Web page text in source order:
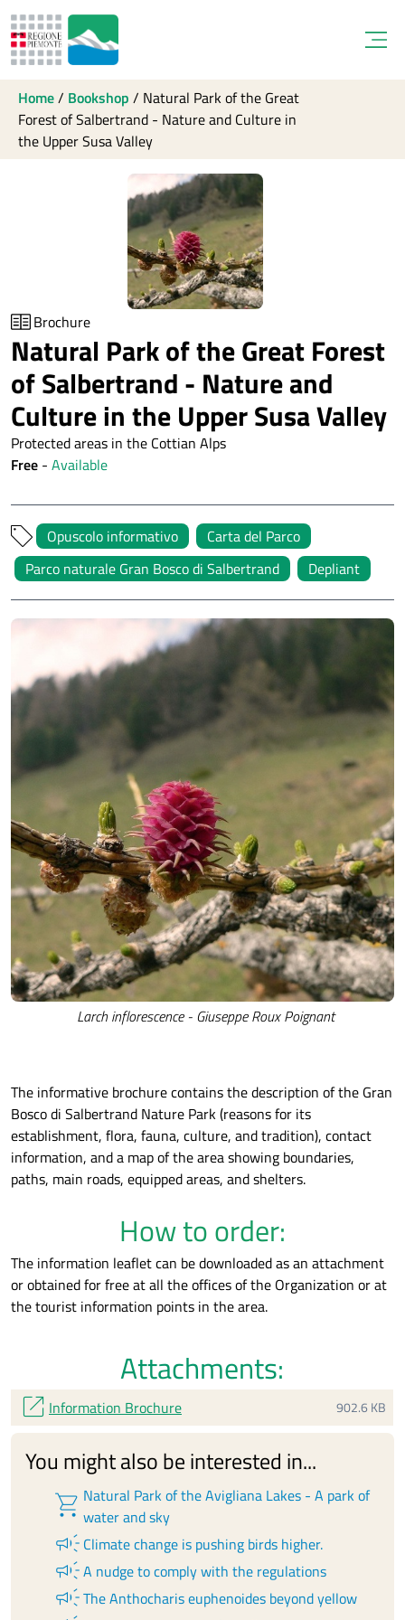
Home/ Bookshop / Natural Park of the Great
Forest of Salbertrand - Nature and Culture in
the Upper Susa Valley
Brochure
Natural Park of the Great Forest
of Salbertrand - Nature and
Culture in the Upper Susa Valley
Protected areas in the Cottian Alps
Free - Available
Opuscolo informativo
Carta del Parco
Parco naturale Gran Bosco di Salbertrand
Depliant
Larch inflorescence - Giuseppe Roux Poignant
The informative brochure contains the description of the Gran
Bosco di Salbertrand Nature Park (reasons for its
establishment, flora, fauna, culture, and tradition), contact
information, and a map of the area showing boundaries,
paths, main roads, equipped areas, and shelters.
How to order:
The information leaflet can be downloaded as an attachment
or obtained for free at all the offices of the Organization or at
the tourist information points in the area.
Attachments:
open_in_new Information Brochure 902.6 KB
You might also be interested in...
shopping_cart Natural Park of the Avigliana Lakes - A park of
water and sky
campaign Climate change is pushing birds higher.
campaignA nudge to comply with the regulations
campaignThe Anthocharis euphenoides beyond yellow